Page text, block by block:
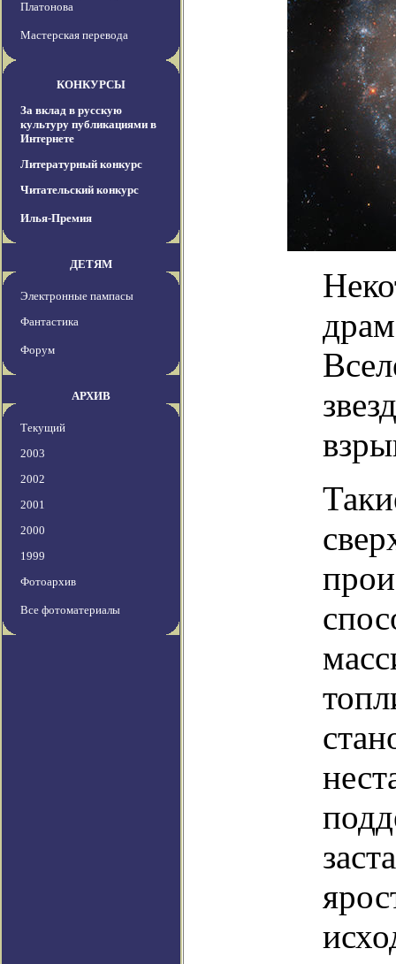
Платонова
Мастерская перевода
КОНКУРСЫ
За вклад в русскую
культуру публикациями в
Интернете
Литературный конкурс
Читательский конкурс
Илья-Премия
ДЕТЯМ
Электронные пампасы
Фантастика
Форум
АРХИВ
Текущий
2003
2002
2001
2000
1999
Фотоархив
Все фотоматериалы